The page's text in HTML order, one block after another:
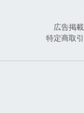
広告掲
特定商取